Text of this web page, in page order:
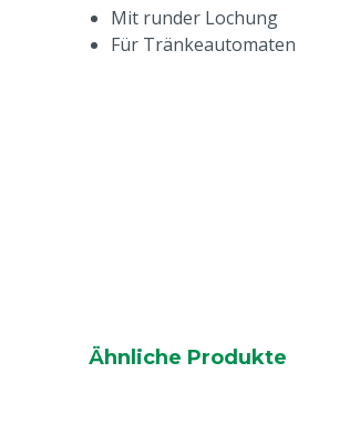
Mit runder Lochung
Für Tränkeautomaten
Ähnliche Produkte